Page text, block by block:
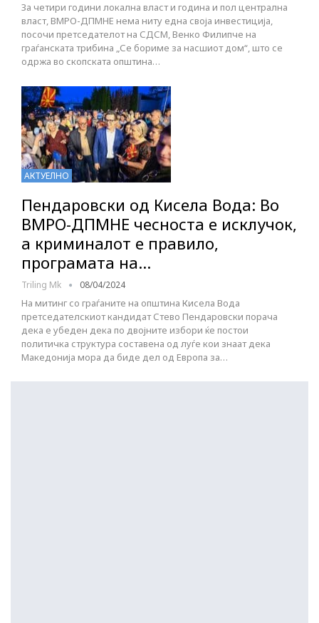
За четири години локална власт и година и пол централна
власт, ВМРО-ДПМНЕ нема ниту една своја инвестиција,
посочи претседателот на СДСМ, Венко Филипче на
граѓанската трибина „Се бориме за насшиот дом“, што се
одржа во скопската општина…
АКТУЕЛНО
Пендаровски од Кисела Вода: Во
ВМРО-ДПМНЕ чесноста е исклучок,
а криминалот е правило,
програмата на…
Triling Mk 08/04/2024
На митинг со граѓаните на општина Кисела Вода
претседателскиот кандидат Стево Пендаровски порача
дека е убеден дека по двојните избори ќе постои
политичка структура составена од луѓе кои знаат дека
Македонија мора да биде дел од Европа за…